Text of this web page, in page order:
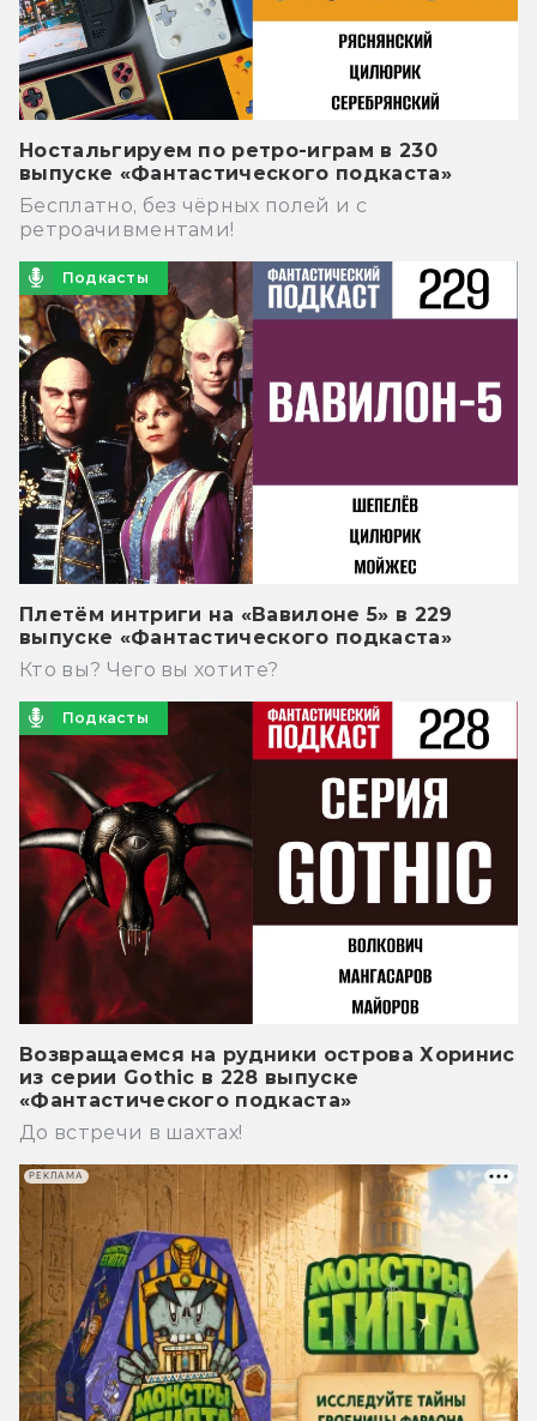
Ностальгируем по ретро-играм в 230
выпуске «Фантастического подкаста»
Бесплатно, без чёрных полей и с
ретроачивментами!
Подкасты
Плетём интриги на «Вавилоне 5» в 229
выпуске «Фантастического подкаста»
Кто вы? Чего вы хотите?
Подкасты
Возвращаемся на рудники острова Хоринис
из серии Gothic в 228 выпуске
«Фантастического подкаста»
До встречи в шахтах!
РЕКЛАМА